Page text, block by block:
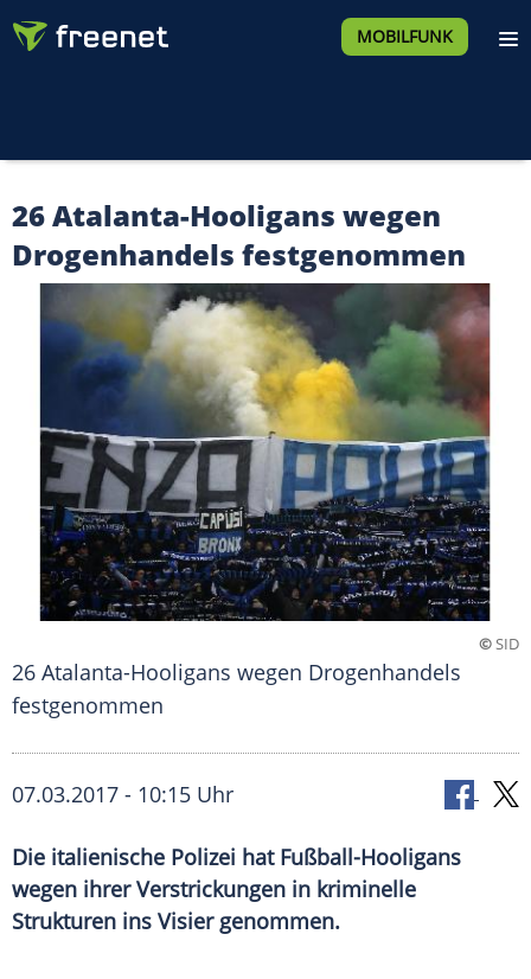
MOBILFUNK
26 Atalanta-Hooligans wegen
Drogenhandels festgenommen
©SID
26 Atalanta-Hooligans wegen Drogenhandels
festgenommen
07.03.2017 - 10:15 Uhr
Die italienische Polizei hat Fußball-Hooligans
wegen ihrer Verstrickungen in kriminelle
Strukturen ins Visier genommen.